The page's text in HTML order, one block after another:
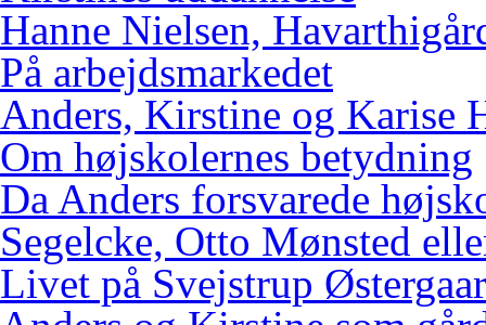
Hanne Nielsen,
På arbejdsmarkedet
Anders, Kirstine og Karise
Om højskolernes betydning
Da Anders forsvarede
Segelcke, Otto Mønsted
Livet på Svejstrup